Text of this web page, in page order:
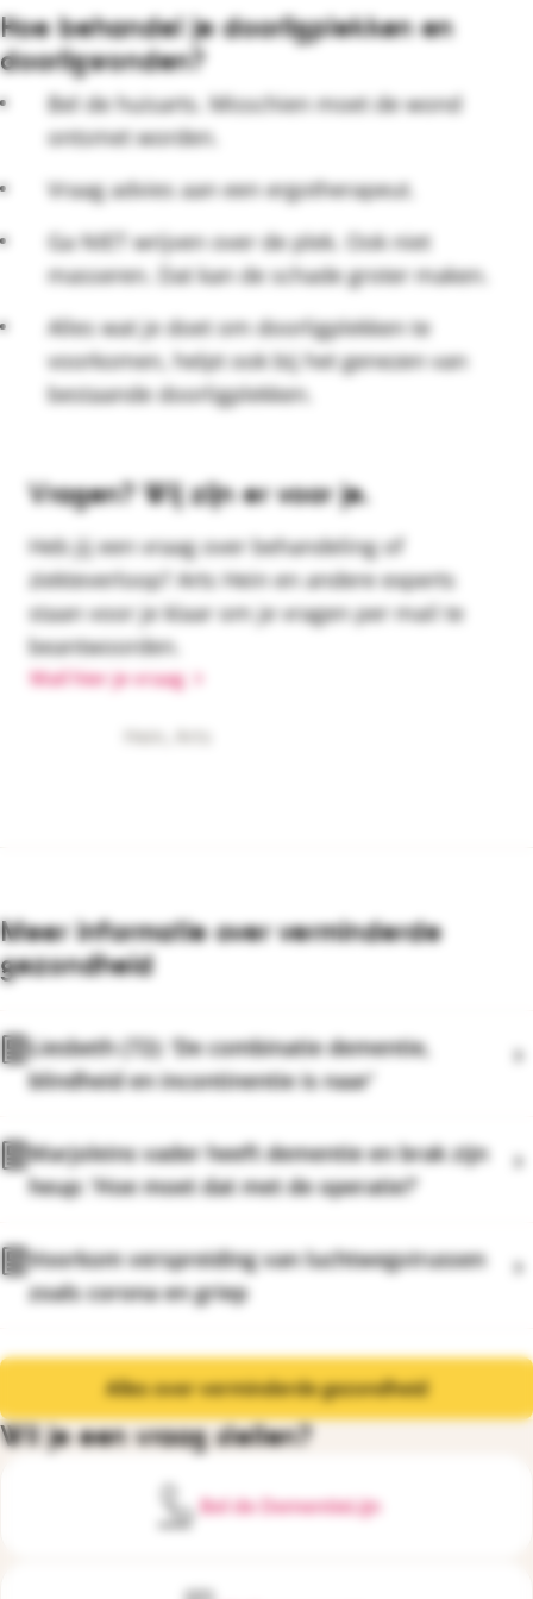
Hoe behandel je doorligplekken en
doorligwonden?
Bel de huisarts. Misschien moet de wond
ontsmet worden.
Vraag advies aan een ergotherapeut.
Ga NIET wrijven over de plek. Ook niet
masseren. Dat kan de schade groter maken.
Alles wat je doet om doorligplekken te
voorkomen, helpt ook bij het genezen van
bestaande doorligplekken.
Vragen? Wij zijn er voor je.
Heb jij een vraag over behandeling of
ziekteverloop? Arts Hein en andere experts
staan voor je klaar om je vragen per mail te
beantwoorden.
Mail hier je vraag
Hein, Arts
Meer informatie over verminderde
gezondheid
Liesbeth (72): ‘De combinatie dementie,
blindheid en incontinentie is naar’
Marjoleins vader heeft dementie en brak zijn
heup: ‘Hoe moet dat met de operatie?’
Voorkom verspreiding van luchtwegvirussen
zoals corona en griep
Alles over verminderde gezondheid
Wil je een vraag stellen?
Bel de DementieLijn